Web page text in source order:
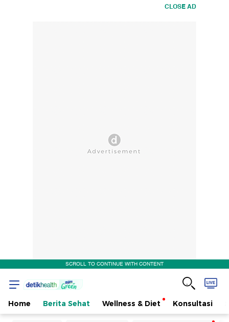
CLOSE AD
SCROLL TO CONTINUE WITH CONTENT
Home Berita Sehat Wellness & Diet Konsultasi